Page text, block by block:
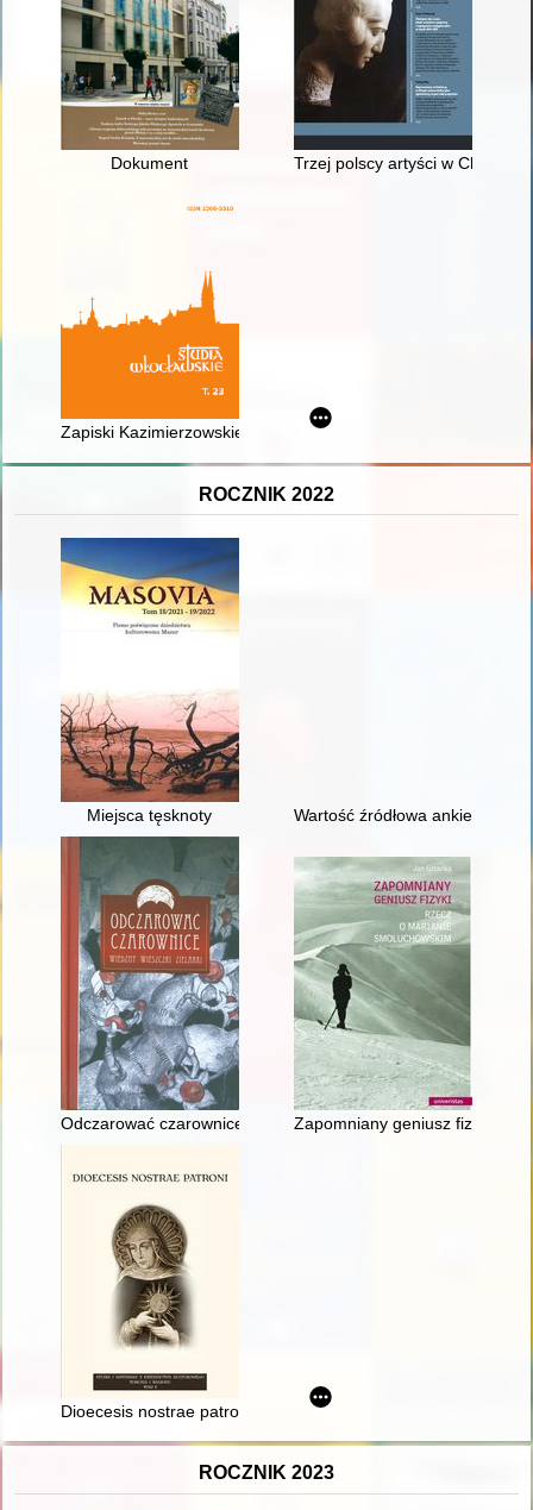
Dokument Trzej polscy artyści w Chinach
Zapiski Kazimierzowskie, nr 24 (2020) - recenzja]
ROCZNIK 2022
Miejsca tęsknoty Wartość źródłowa ankiet
Odczarować czarownice : wiedźmy, wieszczki, zielarki
Zapomniany geniusz fizyki :
Dioecesis nostrae patroni : wydawnictwo jubileuszowe z
ROCZNIK 2023